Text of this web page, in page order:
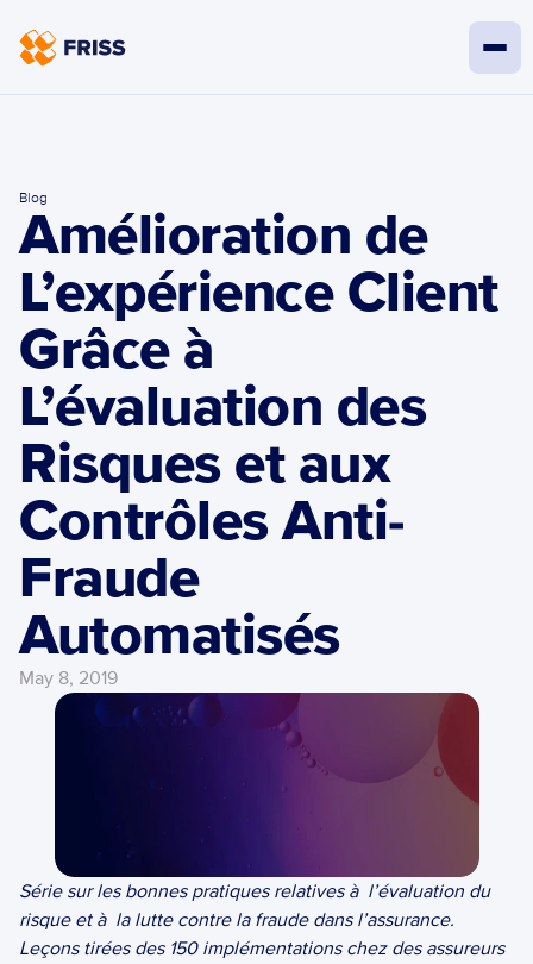
Blog
Amélioration de
L’expérience Client
Grâce à
L’évaluation des
Risques et aux
Contrôles Anti-
Fraude
Automatisés
May 8, 2019
Série sur les bonnes pratiques relatives à  l’évaluation du
risque et à  la lutte contre la fraude dans l’assurance.
Leçons tirées des 150 implémentations chez des assureurs